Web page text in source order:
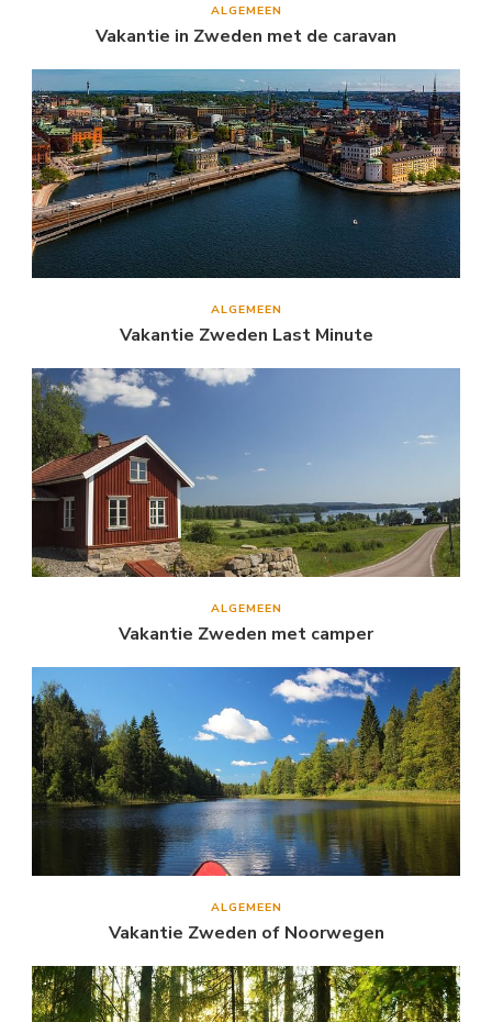
ALGEMEEN
Vakantie in Zweden met de caravan
ALGEMEEN
Vakantie Zweden Last Minute
ALGEMEEN
Vakantie Zweden met camper
ALGEMEEN
Vakantie Zweden of Noorwegen